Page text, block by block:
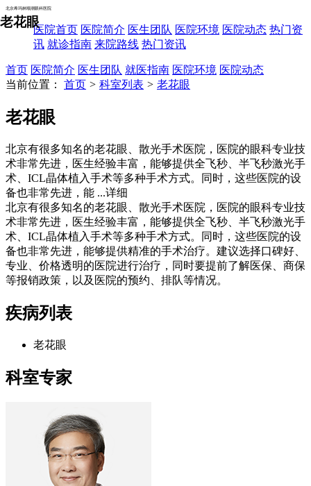
北京希玛林顺潮眼科医院
医院首页 医院简介 医生团队 医院环境 医院动态 热门资
讯 就诊指南 来院路线 热门资讯
首页 医院简介 医生团队 就医指南 医院环境 医院动态
当前位置： 首页 > 科室列表 > 老花眼
老花眼
老花眼
北京有很多知名的老花眼、散光手术医院，医院的眼科专业技
术非常先进，医生经验丰富，能够提供全飞秒、半飞秒激光手
术、ICL晶体植入手术等多种手术方式。同时，这些医院的设
备也非常先进，能 ...详细
北京有很多知名的老花眼、散光手术医院，医院的眼科专业技
术非常先进，医生经验丰富，能够提供全飞秒、半飞秒激光手
术、ICL晶体植入手术等多种手术方式。同时，这些医院的设
备也非常先进，能够提供精准的手术治疗。建议选择口碑好、
专业、价格透明的医院进行治疗，同时要提前了解医保、商保
等报销政策，以及医院的预约、排队等情况。
疾病列表
老花眼
科室专家